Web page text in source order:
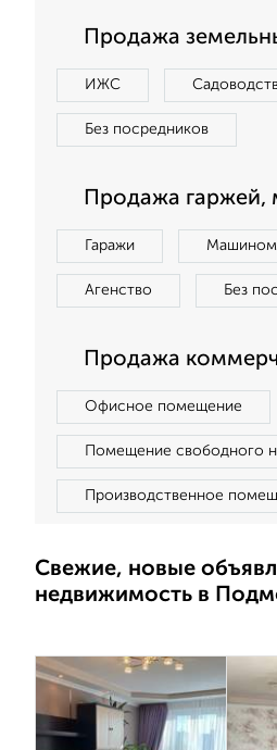
Продажа
ИЖС
Без посредников
Продажа гаржей,
Гаражи
Агенство Без
Продажа
Офисное помещение
Помещение свободного
Производственное
Свежие, новые
недвижимость в